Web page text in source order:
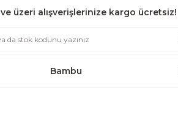
ve üzeri alışverişlerinize kargo ücretsiz!
Bambu